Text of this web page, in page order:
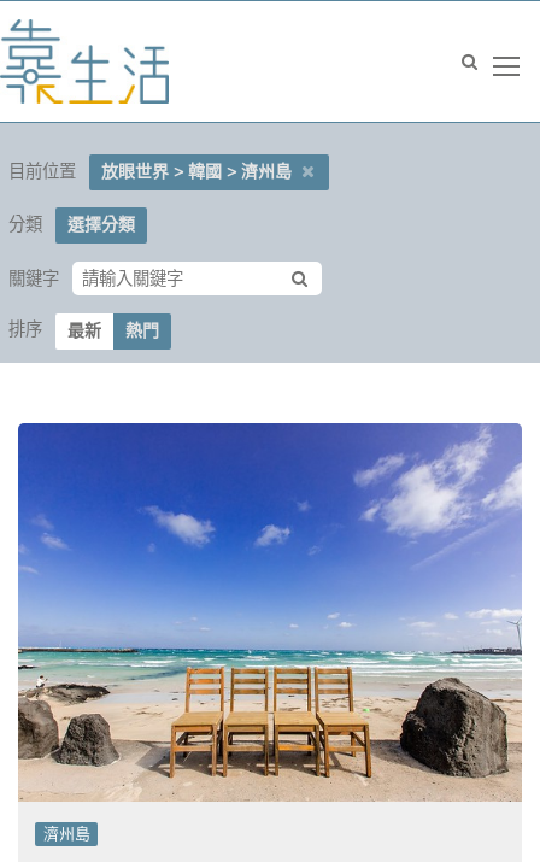
目前位置 放眼世界 > 韓國 > 濟州島
分類 選擇分類
關鍵字
排序 最新 熱門
濟州島